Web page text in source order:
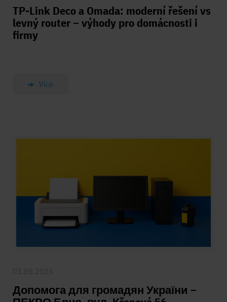
TP-Link Deco a Omada: moderní řešení vs
levný router – výhody pro domácnosti i
firmy
Více
Допомога для громадян України –